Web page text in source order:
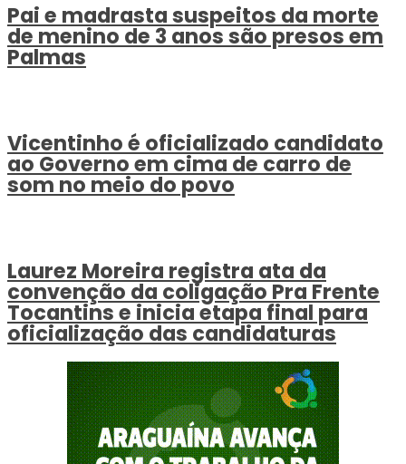
Pai e madrasta suspeitos da morte
de menino de 3 anos são presos em
Palmas
Vicentinho é oficializado candidato
ao Governo em cima de carro de
som no meio do povo
Laurez Moreira registra ata da
convenção da coligação Pra Frente
Tocantins e inicia etapa final para
oficialização das candidaturas